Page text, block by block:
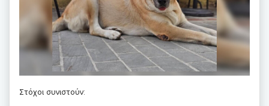
Στόχοι συνιστούν: